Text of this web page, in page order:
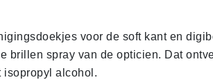
voor de soft kant en
brillen spray van de opticien. Dat
isopropyl alcohol.